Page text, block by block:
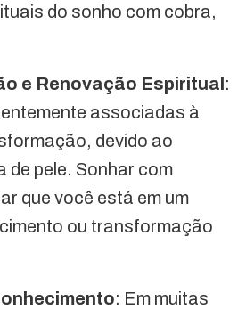
do sonho com cobra,
e Renovação Espiritual :
associadas à
devido ao
de pele. Sonhar com
que você está em um
ou transformação
: Em muitas